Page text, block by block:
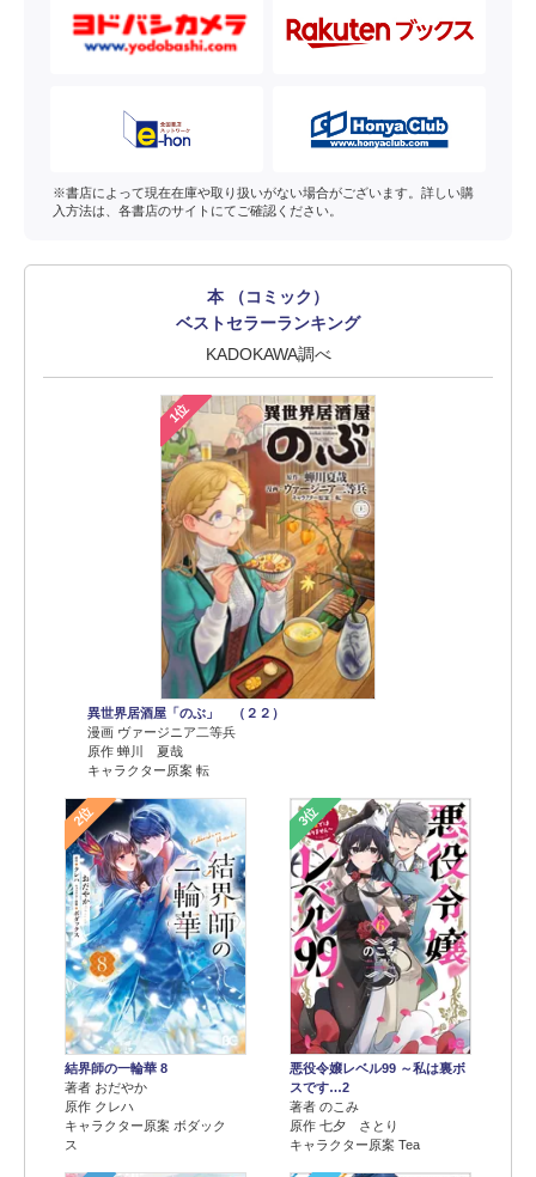
※書店によって現在在庫や取り扱いがない場合がございます。詳しい購
入方法は、各書店のサイトにてご確認ください。
本 （コミック）
ベストセラーランキング
KADOKAWA調べ
1位
異世界居酒屋「のぶ」 （２２）
漫画 ヴァージニア二等兵
原作 蝉川 夏哉
キャラクター原案 転
2位
結界師の一輪華 8
著者 おだやか
原作 クレハ
キャラクター原案 ボダック
ス
3位
悪役令嬢レベル99 ～私は裏ボ
スです…2
著者 のこみ
原作 七夕 さとり
キャラクター原案 Tea